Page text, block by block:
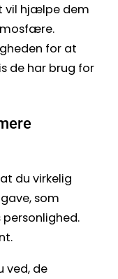
vil hjælpe dem
for at
de har brug for
du virkelig
som
ved, de